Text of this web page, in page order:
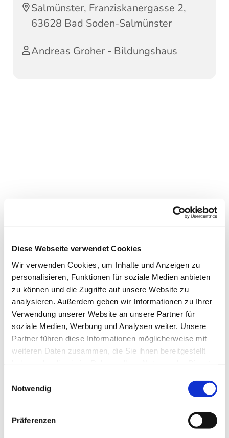
Diese Webseite verwendet Cookies
Wir verwenden Cookies, um Inhalte und Anzeigen zu
personalisieren, Funktionen für soziale Medien anbieten
zu können und die Zugriffe auf unsere Website zu
analysieren. Außerdem geben wir Informationen zu Ihrer
Verwendung unserer Website an unsere Partner für
soziale Medien, Werbung und Analysen weiter. Unsere
Partner führen diese Informationen möglicherweise mit
weiteren Daten zusammen, die Sie ihnen bereitgestellt
Notwendig
Präferenzen
Salmünster, Franziskanergasse 2,
63628 Bad Soden-Salmünster
Andreas Groher - Bildungshaus
Dies könnte Sie auch
interessieren